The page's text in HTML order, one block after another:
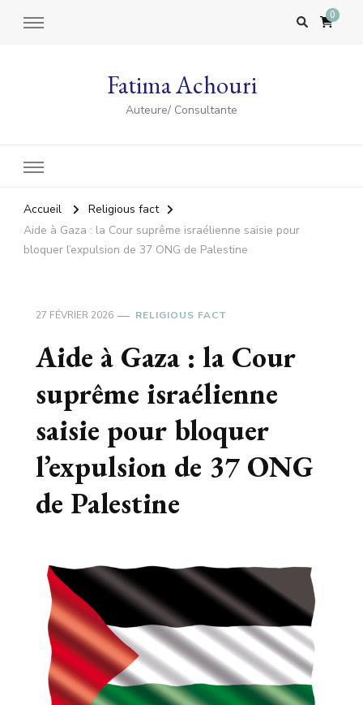
0
Fatima Achouri
Auteure/ Consultante
Accueil
Religious fact
Aide à Gaza : la Cour suprême israélienne saisie pour
bloquer l’expulsion de 37 ONG de Palestine
27 FÉVRIER 2026 RELIGIOUS FACT
Aide à Gaza : la Cour
suprême israélienne
saisie pour bloquer
l’expulsion de 37 ONG
de Palestine